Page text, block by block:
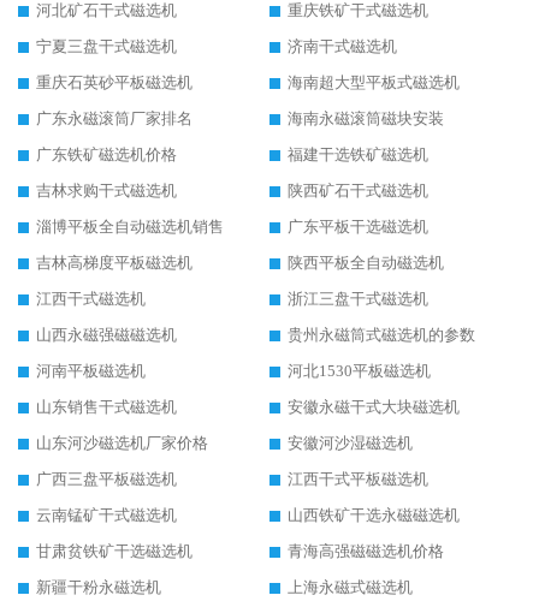
河北矿石干式磁选机
重庆铁矿干式磁选机
宁夏三盘干式磁选机
济南干式磁选机
重庆石英砂平板磁选机
海南超大型平板式磁选机
广东永磁滚筒厂家排名
海南永磁滚筒磁块安装
广东铁矿磁选机价格
福建干选铁矿磁选机
吉林求购干式磁选机
陕西矿石干式磁选机
淄博平板全自动磁选机销售
广东平板干选磁选机
吉林高梯度平板磁选机
陕西平板全自动磁选机
江西干式磁选机
浙江三盘干式磁选机
山西永磁强磁磁选机
贵州永磁筒式磁选机的参数
河南平板磁选机
河北1530平板磁选机
山东销售干式磁选机
安徽永磁干式大块磁选机
山东河沙磁选机厂家价格
安徽河沙湿磁选机
广西三盘平板磁选机
江西干式平板磁选机
云南锰矿干式磁选机
山西铁矿干选永磁磁选机
甘肃贫铁矿干选磁选机
青海高强磁磁选机价格
新疆干粉永磁选机
上海永磁式磁选机